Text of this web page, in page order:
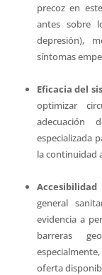
precoz en
antes sobre
depresión),
síntomas
Eficacia del
optimizar
adecuación
especializada
la continuidad
general
evidencia a
barreras
oferta